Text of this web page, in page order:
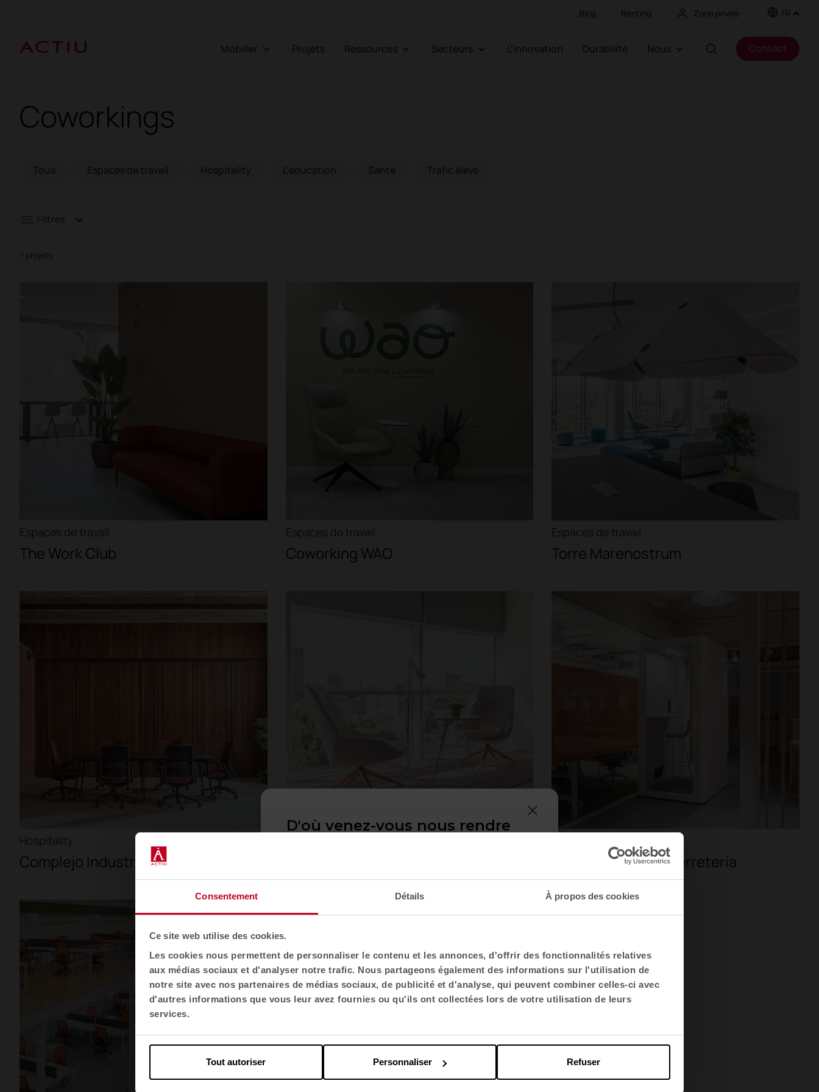
Consentement Détails À propos des cookies
Ce site web utilise des cookies.
Les cookies nous permettent de personnaliser le contenu et les annonces, d'offrir des fonctionnalités relatives
aux médias sociaux et d'analyser notre trafic. Nous partageons également des informations sur l'utilisation de
notre site avec nos partenaires de médias sociaux, de publicité et d'analyse, qui peuvent combiner celles-ci avec
d'autres informations que vous leur avez fournies ou qu'ils ont collectées lors de votre utilisation de leurs
services.
Refuser
Personnaliser
Tout autoriser
Blog Renting Zone privée FR
Mobilier Projets Ressources Secteurs L'innovation Durabilité Nous Contact
Coworkings
Tous Espaces de travail Hospitality L'éducation Santé Trafic élevé
Filtres
Espaces de travail
7 projets
Espaces de travail
The Work Club
Espaces de travail
Coworking WAO
Espaces de travail
Torre Marenostrum
Hospitality
Complejo Industrial Rodes Coworking LOOM Ferreteria
D'où venez-vous nous rendre
catalogue de produits adaptés à votre situation
géographique. Toutes les régions n'ont pas le
États-Unis
Choisir la langue
Appliquer